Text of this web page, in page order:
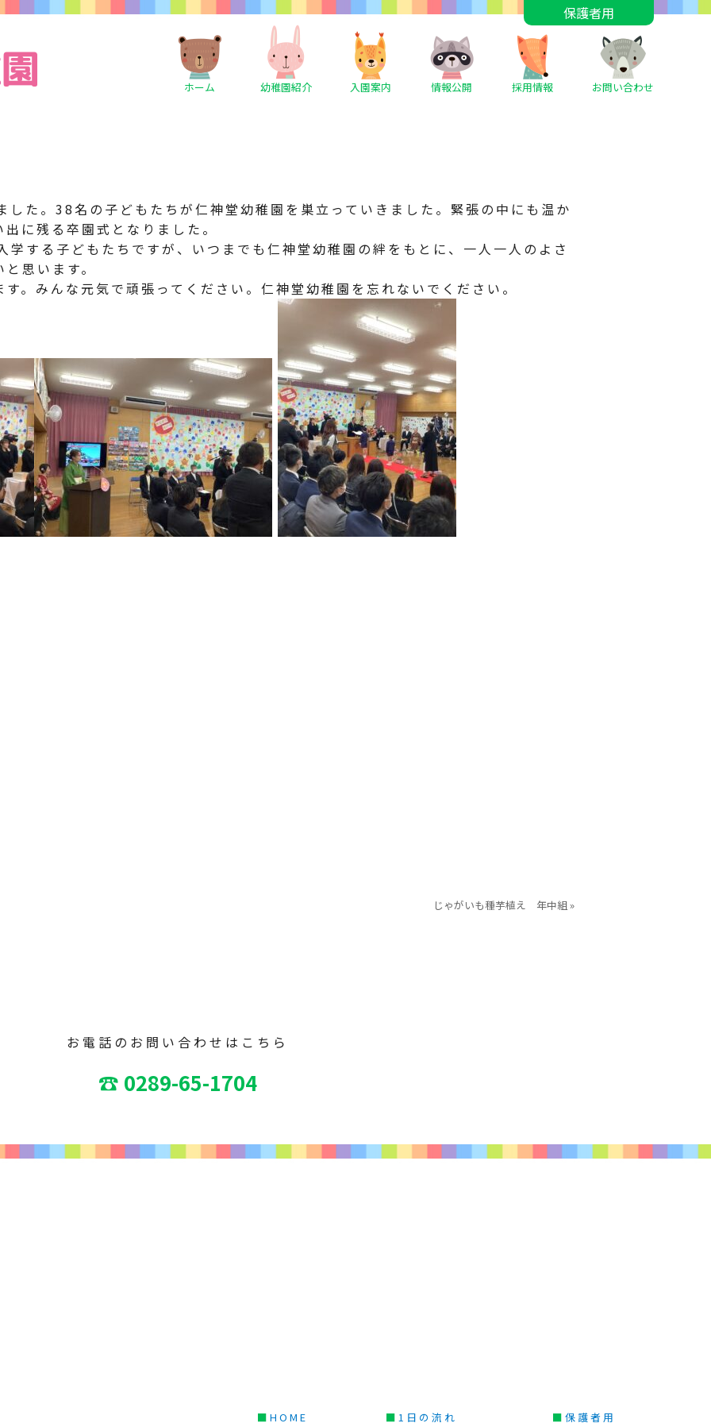
ホーム 幼稚園紹介 入園案内 情報公開 採用情報 お問い合わせ
保護者用
した。38名の子どもたちが仁神堂幼稚園を巣立っていきました。緊張の中にも温か
に残る卒園式となりました。
する子どもたちですが、いつまでも仁神堂幼稚園の絆をもとに、一人一人のよさ
思います。
。みんな元気で頑張ってください。仁神堂幼稚園を忘れないでください。
じゃがいも種芋植え 年中組 »
お電話のお問い合わせはこちら
☎ 0289-65-1704
■ HOME ■ 1日の流れ ■ 保護者用